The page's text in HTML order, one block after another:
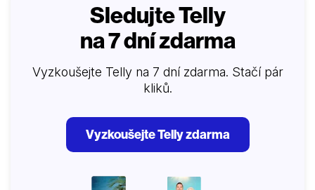
Sledujte Telly
na 7 dní zdarma
Vyzkoušejte Telly na 7 dní zdarma. Stačí pár
kliků.
Vyzkoušejte Telly zdarma